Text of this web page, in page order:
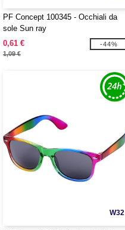
PF Concept 100345 - Occhiali da
sole Sun ray
0,61 €
1,09 €
-44%
W32